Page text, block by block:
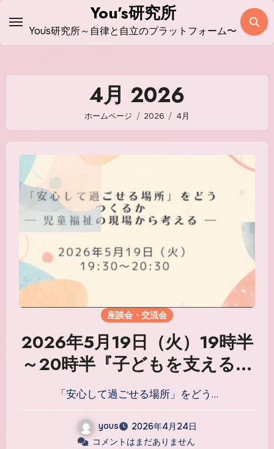
テ
ツ
キ
ッ
You’s研究所
You`s研究所～自律と自立のプラットフォーム〜
4月 2026
ホームページ 2026 4月
座談会・交流会
2026年5月19日（火）19時半
～20時半『子どもを支える現
場から考える、児童福祉のこ
れから〜安心して過ごせる場
所をつくるとは〜』
「安心して過ごせる場所」をどう…
yous
2026年4月24日
コメントはまだありません